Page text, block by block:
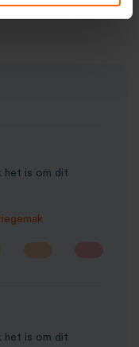
het is om dit
het is om dit